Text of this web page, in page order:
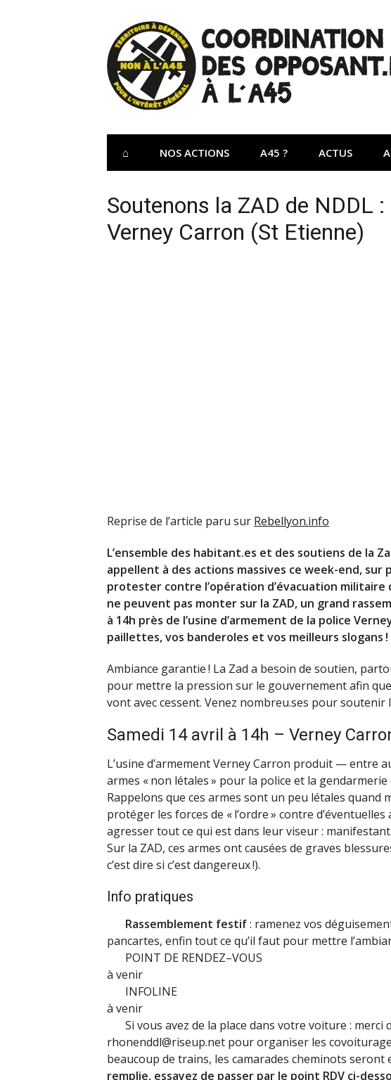
Site Officiel | Non
⌂ NOS ACTIONS A45 ? ACTUS
Soutenons la ZAD de NDDL
Verney Carron (St Etienne)
Reprise de l’article paru sur Rebellyon.info
L’ensemble des habitant.es et des soutiens de la
appellent à des actions massives ce week-end,
protester contre l’opération d’évacuation militaire
ne peuvent pas monter sur la ZAD, un grand
à 14h près de l’usine d’armement de la police
paillettes, vos banderoles et vos meilleurs slogans !
Ambiance garantie! La Zad a besoin de soutien,
pour mettre la pression sur le gouvernement afin
vont avec cessent. Venez nombreu.ses pour soutenir
Samedi 14 avril à 14h – Verney
L’usine d’armement Verney Carron produit — entre
armes «non létales» pour la police et la
Rappelons que ces armes sont un peu létales quand
protéger les forces de «l’ordre» contre
agresser tout ce qui est dans leur viseur :
Sur la ZAD, ces armes ont causées de graves
c’est dire si c’est dangereux!).
Info pratiques
Rassemblement festif: ramenez vos
pancartes, enfin tout ce qu’il faut pour mettre
POINT DE RENDEZ–VOUS
à venir
INFOLINE
à venir
Si vous avez de la place dans votre voiture : merci
rhonenddl@riseup.net pour organiser les
beaucoup de trains, les camarades cheminots seront
remplie, essayez de passer par le point RDV ci-